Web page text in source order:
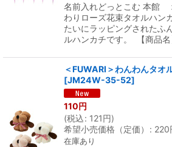
名前入れどっとこむ 本館
わりローズ花束タオルハン
たいにラッピングされたふ
ルハンカチです。 【商品
＜FUWARI＞わんわんタオ
[JM24W-35-52]
110円
(税込: 121円)
希望小売価格（定価）
: 220
在庫あり